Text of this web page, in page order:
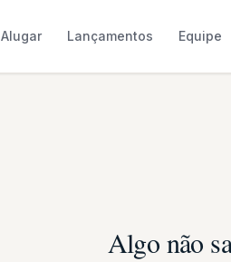
Alugar Lançamentos Equipe
Algo não